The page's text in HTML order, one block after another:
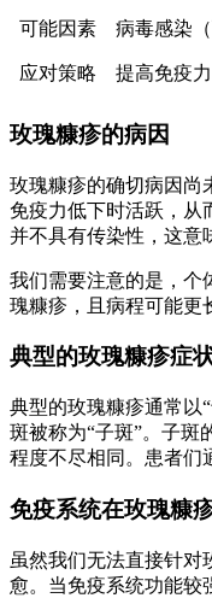
可能因素 病毒感染
应对策略 提高免疫
玫瑰糠疹的病因
玫瑰糠疹的确切病因尚
免疫力低下时活跃，从
并不具有传染性，这意
我们需要注意的是，个
瑰糠疹，且病程可能更
典型的玫瑰糠疹症
典型的玫瑰糠疹通常以
斑被称为“子斑”。子斑
程度不尽相同。患者们
免疫系统在玫瑰糠
虽然我们无法直接针对
愈。当免疫系统功能较